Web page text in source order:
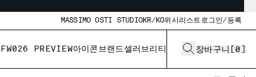
MASSIMO OSTI STUDIOKR/KO위시리스트 로그인/등록
FW026 PREVIEW아이콘 브랜드셀러브리티 장바구니 [0]